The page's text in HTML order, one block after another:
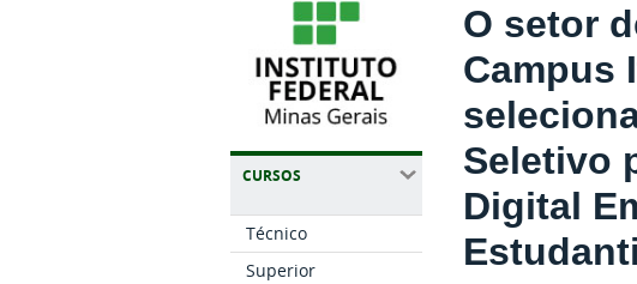
CURSOS
Técnico
Superior
O setor
Campus
Seletivo
Digital